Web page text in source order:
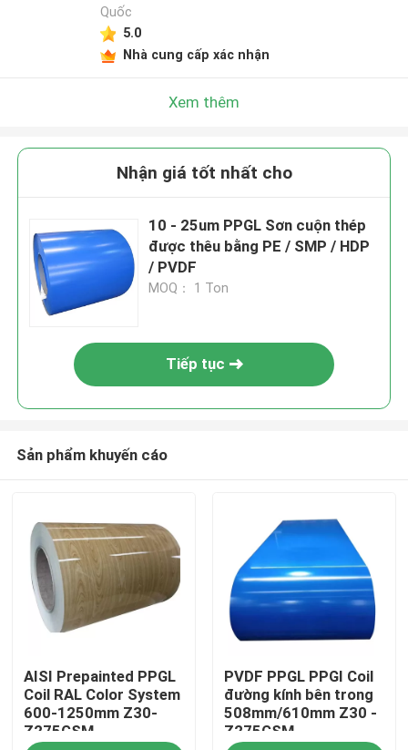
Quốc
5.0
Nhà cung cấp xác nhận
Xem thêm
Nhận giá tốt nhất cho
10 - 25um PPGL Sơn cuộn thép
được thêu bằng PE / SMP / HDP
/ PVDF
MOQ： 1 Ton
Tiếp tục
Sản phẩm khuyến cáo
AISI Prepainted PPGL
Coil RAL Color System
600-1250mm Z30-
Z275GSM
PVDF PPGL PPGI Coil
đường kính bên trong
508mm/610mm Z30 -
Z275GSM